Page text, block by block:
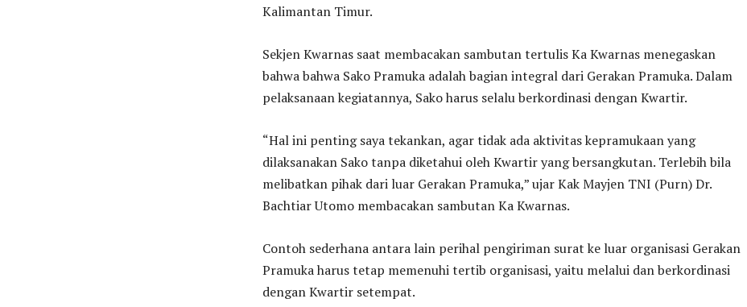
Kalimantan Timur.
Sekjen Kwarnas saat membacakan sambutan tertulis Ka Kwarnas menegaskan
bahwa bahwa Sako Pramuka adalah bagian integral dari Gerakan Pramuka. Dalam
pelaksanaan kegiatannya, Sako harus selalu berkordinasi dengan Kwartir.
“Hal ini penting saya tekankan, agar tidak ada aktivitas kepramukaan yang
dilaksanakan Sako tanpa diketahui oleh Kwartir yang bersangkutan. Terlebih bila
melibatkan pihak dari luar Gerakan Pramuka,” ujar Kak Mayjen TNI (Purn) Dr.
Bachtiar Utomo membacakan sambutan Ka Kwarnas.
Contoh sederhana antara lain perihal pengiriman surat ke luar organisasi Gerakan
Pramuka harus tetap memenuhi tertib organisasi, yaitu melalui dan berkordinasi
dengan Kwartir setempat.